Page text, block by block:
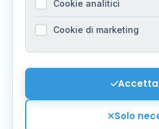
Cookie analitici
Cookie di marketing
Solo